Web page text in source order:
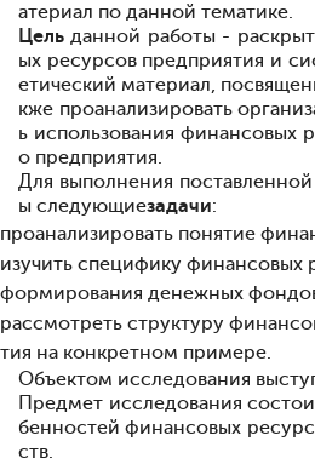
атериал по данной тематике.
Цель данной работы -
ых ресурсов предприятия и
етический материал,
кже проанализировать
ь использования финансовых
о предприятия.
Для выполнения
ы следующиезадачи:
проанализировать понятие
изучить специфику финансовых
формирования денежных
рассмотреть структуру
тия на конкретном примере.
Объектом исследования
Предмет исследования
бенностей финансовых
ств.